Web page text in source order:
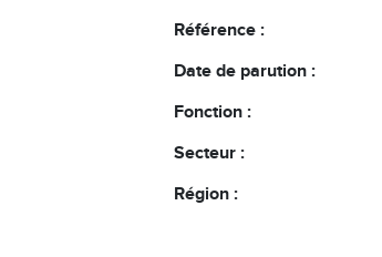
Référence :
Date de parution :
Fonction :
Secteur :
Région :